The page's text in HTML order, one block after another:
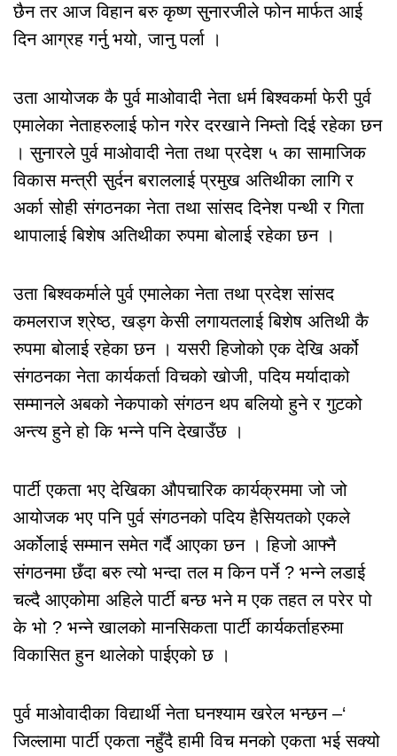
छैन तर आज विहान बरु कृष्ण सुनारजीले फोन मार्फत आई
दिन आग्रह गर्नु भयो, जानु पर्ला ।
उता आयोजक कै पुर्व माओवादी नेता धर्म बिश्वकर्मा फेरी पुर्व
एमालेका नेताहरुलाई फोन गरेर दरखाने निम्तो दिई रहेका छन
। सुनारले पुर्व माओवादी नेता तथा प्रदेश ५ का सामाजिक
विकास मन्त्री सुर्दन बराललाई प्रमुख अतिथीका लागि र
अर्का सोही संगठनका नेता तथा सांसद दिनेश पन्थी र गिता
थापालाई बिशेष अतिथीका रुपमा बोलाई रहेका छन ।
उता बिश्वकर्माले पुर्व एमालेका नेता तथा प्रदेश सांसद
कमलराज श्रेष्ठ, खड्ग केसी लगायतलाई बिशेष अतिथी कै
रुपमा बोलाई रहेका छन । यसरी हिजोको एक देखि अर्को
संगठनका नेता कार्यकर्ता विचको खोजी, पदिय मर्यादाको
सम्मानले अबको नेकपाको संगठन थप बलियो हुने र गुटको
अन्त्य हुने हो कि भन्ने पनि देखाउँछ ।
पार्टी एकता भए देखिका औपचारिक कार्यक्रममा जो जो
आयोजक भए पनि पुर्व संगठनको पदिय हैसियतको एकले
अर्कोलाई सम्मान समेत गर्दै आएका छन । हिजो आफ्नै
संगठनमा छँदा बरु त्यो भन्दा तल म किन पर्ने ? भन्ने लडाई
चल्दै आएकोमा अहिले पार्टी बन्छ भने म एक तहत ल परेर पो
के भो ? भन्ने खालको मानसिकता पार्टी कार्यकर्ताहरुमा
विकासित हुन थालेको पाईएको छ ।
पुर्व माओवादीका विद्यार्थी नेता घनश्याम खरेल भन्छन –‘
जिल्लामा पार्टी एकता नहुँदै हामी विच मनको एकता भई सक्यो